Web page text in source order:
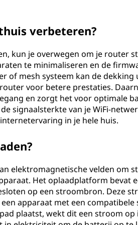
verbeteren?
kun je overwegen om je router
te minimaliseren en de
of mesh systeem kan de
voor betere prestaties.
en zorgt het voor optimale
signaalsterkte van je WiFi-
in je hele huis.
elektromagnetische velden om
Het oplaadplatform bevat
op een stroombron. Deze
apparaat met een compatibele
plaatst, wekt dit een stroom op